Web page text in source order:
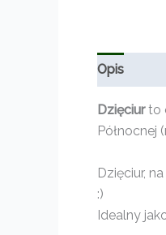
Opis
Dzięciurto
Północnej
Dzięciur,
:)
Idealny